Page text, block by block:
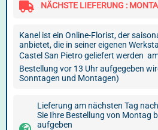
NÄCHSTE LIEFERUNG :
Kanel ist ein Online-Florist, der
anbietet, die in seiner eigenen
Castel San Pietro geliefert werden 
Bestellung vor 13 Uhr aufgegeben
Sonntagen und Montagen)
Lieferung am nächsten Tag
Sie Ihre Bestellung von Montag
aufgeben